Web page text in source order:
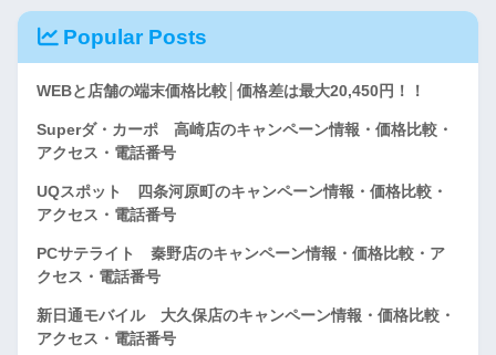
Popular Posts
WEBと店舗の端末価格比較│価格差は最大20,450円！！
Superダ・カーポ 高崎店のキャンペーン情報・価格比較・
アクセス・電話番号
UQスポット 四条河原町のキャンペーン情報・価格比較・
アクセス・電話番号
PCサテライト 秦野店のキャンペーン情報・価格比較・ア
クセス・電話番号
新日通モバイル 大久保店のキャンペーン情報・価格比較・
アクセス・電話番号